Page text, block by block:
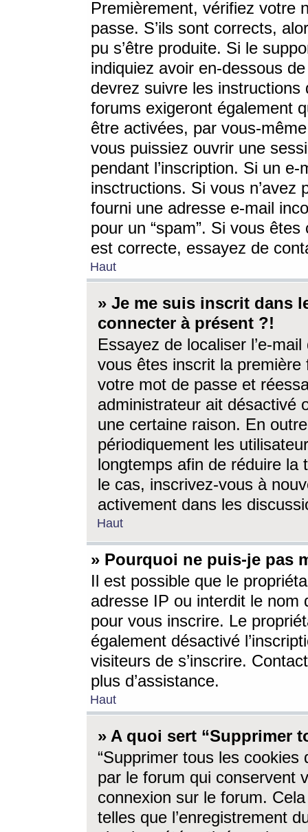
Premièrement, vérifiez votre
passe. S’ils sont corrects,
pu s’être produite. Si le
indiquiez avoir en-dessous
devrez suivre les
forums exigeront également
être activées, par vous-
vous puissiez ouvrir une
pendant l’inscription. Si un
insctructions. Si vous n’avez
fourni une adresse e-mail
pour un “spam”. Si vous
est correcte, essayez de
Haut
» Je me suis inscrit dans
connecter à présent ?!
Essayez de localiser l’e-
vous êtes inscrit la première
votre mot de passe et
administrateur ait désactivé
une certaine raison. En
périodiquement les
longtemps afin de réduire la
le cas, inscrivez-vous à
activement dans les
Haut
» Pourquoi ne puis-je pas
Il est possible que le
adresse IP ou interdit le nom
pour vous inscrire. Le
également désactivé
visiteurs de s’inscrire.
plus d’assistance.
Haut
» A quoi sert “Supprimer
“Supprimer tous les cookies
par le forum qui conservent
connexion sur le forum.
telles que l’enregistrement